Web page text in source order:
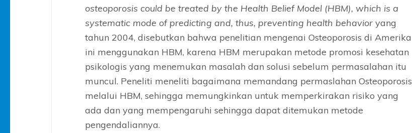
osteoporosis could be treated by the Health Belief Model (HBM), which is a
systematic mode of predicting and, thus, preventing health behavior yang
tahun 2004, disebutkan bahwa penelitian mengenai Osteoporosis di Amerika
ini menggunakan HBM, karena HBM merupakan metode promosi kesehatan
psikologis yang menemukan masalah dan solusi sebelum permasalahan itu
muncul. Peneliti meneliti bagaimana memandang permaslahan Osteoporosis
melalui HBM, sehingga memungkinkan untuk memperkirakan risiko yang
ada dan yang mempengaruhi sehingga dapat ditemukan metode
pengendaliannya.